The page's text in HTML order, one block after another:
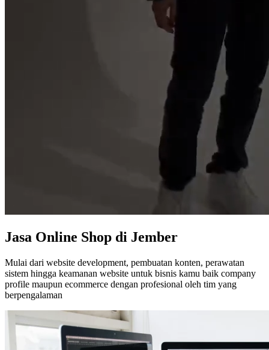
Jasa Online Shop di Jember
Mulai dari website development, pembuatan konten, perawatan
sistem hingga keamanan website untuk bisnis kamu baik company
profile maupun ecommerce dengan profesional oleh tim yang
berpengalaman